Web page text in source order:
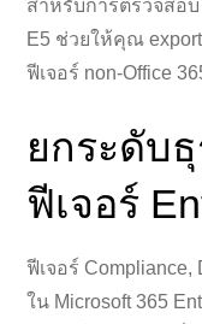
สำหรับการตรวจสอ
E5 ช่วยให้คุณ
ฟีเจอร์ non-Office
ยกระดับ
ฟีเจอร์
ฟีเจอร์ Compliance,
ใน Microsoft 365